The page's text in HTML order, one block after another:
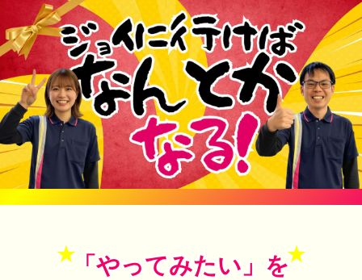
「やってみたい」を